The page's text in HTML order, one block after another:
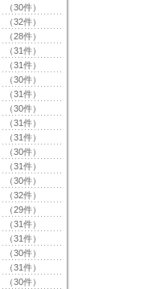
（30件）
（32件）
（28件）
（31件）
（31件）
（30件）
（31件）
（30件）
（31件）
（31件）
（30件）
（31件）
（30件）
（32件）
（29件）
（31件）
（31件）
（30件）
（31件）
（30件）